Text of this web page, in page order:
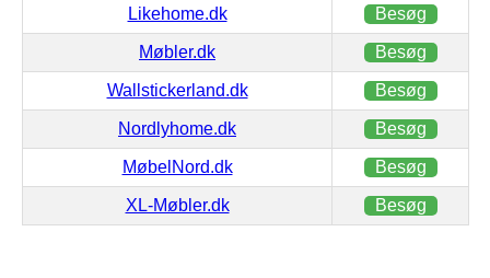
Likehome.dk Besøg
Møbler.dk Besøg
Wallstickerland.dk Besøg
Nordlyhome.dk Besøg
MøbelNord.dk Besøg
XL-Møbler.dk Besøg